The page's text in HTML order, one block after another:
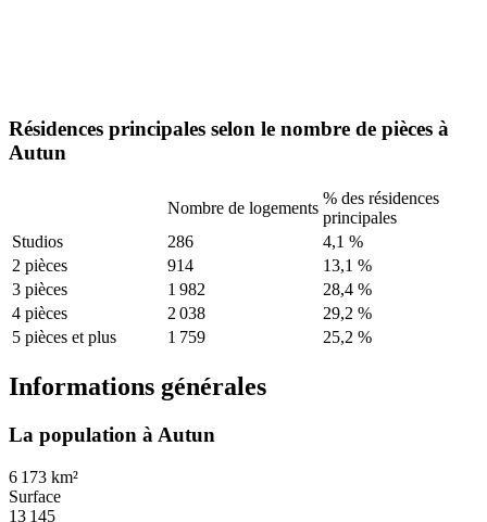
Résidences principales selon le nombre de pièces à
Autun
Nombre de logements
% des résidences
principales
Studios
286
4,1 %
2 pièces
914
13,1 %
3 pièces
1 982
28,4 %
4 pièces
2 038
29,2 %
5 pièces et plus
1 759 25,2 %
Informations générales
La population à Autun
6 173 km²
Surface
13 145